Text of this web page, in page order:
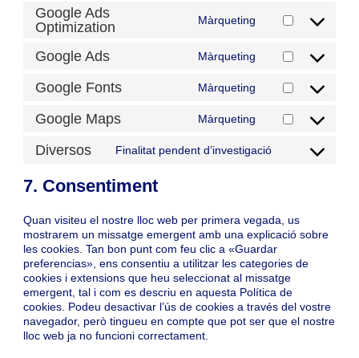
Google Ads
Optimization
Màrqueting
Consent
service
ads-
Google Ads Màrqueting
Consent
service
ads
Google Fonts Màrqueting
Consent
service
fonts
Google Maps Màrqueting
Consent
service
Diversos Finalitat pendent d’investigació
Consent
7. Consentiment
Quan visiteu el nostre lloc web per primera vegada, us
mostrarem un missatge emergent amb una explicació sobre
les cookies. Tan bon punt com feu clic a «Guardar
preferencias», ens consentiu a utilitzar les categories de
cookies i extensions que heu seleccionat al missatge
emergent, tal i com es descriu en aquesta Política de
cookies. Podeu desactivar l’ús de cookies a través del vostre
navegador, però tingueu en compte que pot ser que el nostre
lloc web ja no funcioni correctament.